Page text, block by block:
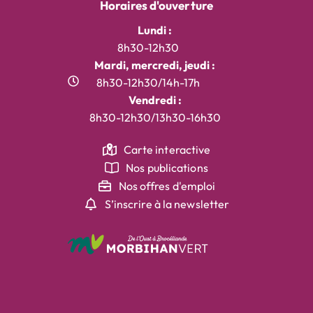
Horaires d'ouverture
Lundi :
8h30-12h30
Mardi, mercredi, jeudi :
8h30-12h30/14h-17h
Vendredi :
8h30-12h30/13h30-16h30
Carte interactive
Nos publications
Nos offres d'emploi
S’inscrire à la newsletter